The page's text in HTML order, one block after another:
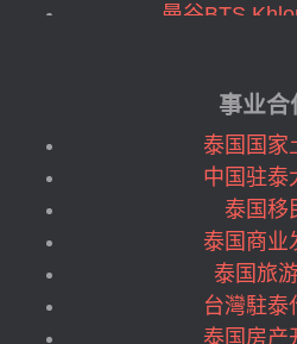
曼谷BTS
曼谷BTS
曼谷BTS
曼谷BTS
曼谷BTS
曼谷BTS
曼谷BTS
曼谷BTS
曼谷BTS Phra
事业合
泰国国家
中国驻泰
泰国移
泰国商业
泰国旅
台灣駐泰
泰国房产